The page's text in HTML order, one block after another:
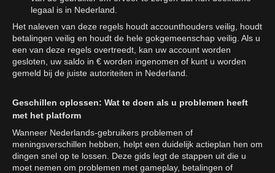
legaal is in Nederland.
Het naleven van deze regels houdt accounthouders veilig, houdt
betalingen veilig en houdt de hele gokgemeenschap veilig. Als u
een van deze regels overtreedt, kan uw account worden
gesloten, uw saldo in € worden ingenomen of kunt u worden
gemeld bij de juiste autoriteiten in Nederland.
Geschillen oplossen: Wat te doen als u problemen heeft
met het platform
Wanneer Nederlands-gebruikers problemen of
meningsverschillen hebben, helpt een duidelijk actieplan hen om
dingen snel op te lossen. Deze gids legt de stappen uit die u
moet nemen om problemen met gameplay, betalingen of